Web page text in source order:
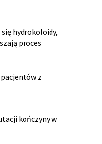
hydrokoloidy,
proces
z
kończyny w